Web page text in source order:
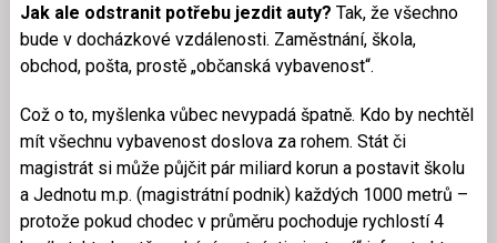
Jak ale odstranit potřebu jezdit auty? Tak, že všechno
bude v docházkové vzdálenosti. Zaměstnání, škola,
obchod, pošta, prostě „občanská vybavenost“.
Což o to, myšlenka vůbec nevypadá špatně. Kdo by nechtěl
mít všechnu vybavenost doslova za rohem. Stát či
magistrát si může půjčit pár miliard korun a postavit školu
a Jednotu m.p. (magistrátní podnik) každých 1000 metrů –
protože pokud chodec v průměru pochoduje rychlostí 4